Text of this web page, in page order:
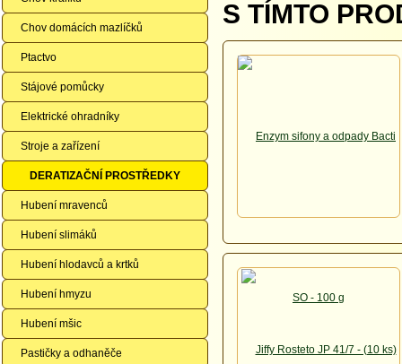
Chov domácích mazlíčků
Ptactvo
Stájové pomůcky
Elektrické ohradníky
Stroje a zařízení
DERATIZAČNÍ PROSTŘEDKY
Hubení mravenců
Hubení slimáků
Hubení hlodavců a krtků
Hubení hmyzu
Hubení mšic
Pastičky a odhaněče
S TÍMTO